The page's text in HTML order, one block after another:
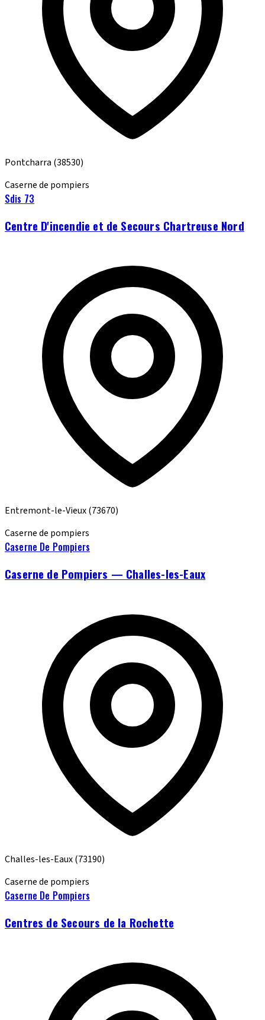
Pontcharra (38530)
Caserne de pompiers
Sdis 73
Centre D'incendie et de Secours Chartreuse Nord
Entremont-le-Vieux(73670)
Caserne de pompiers
Caserne De Pompiers
Caserne de Pompiers — Challes-les-Eaux
Challes-les-Eaux(73190)
Caserne de pompiers
Caserne De Pompiers
Centres de Secours de la Rochette